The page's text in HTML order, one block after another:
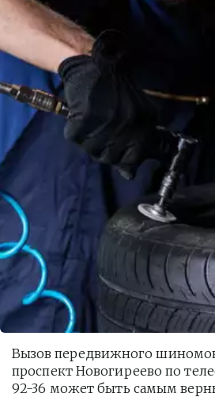
Вызов передвижного
проспект Новогиреево по
92-36 может быть самым